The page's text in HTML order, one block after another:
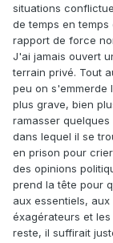
situations
de temps en
rapport de force
J'ai jamais ouvert
terrain privé. Tout
peu on s'emmerde
plus grave, bien
ramasser
dans lequel il se
en prison pour
des opinions
prend la tête pour
aux essentiels,
éxagérateurs et
reste, il suffirait